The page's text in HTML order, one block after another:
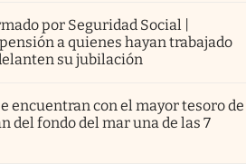
por Seguridad Social |
a quienes hayan trabajado
su jubilación
encuentran con el mayor tesoro de
del fondo del mar una de las 7